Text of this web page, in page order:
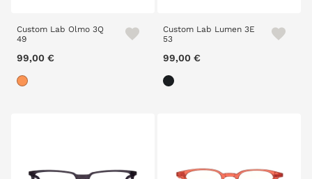
Custom Lab Olmo 3Q
49
99,00 €
Custom Lab Lumen 3E
53
99,00 €